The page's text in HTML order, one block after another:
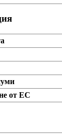
от ЕС